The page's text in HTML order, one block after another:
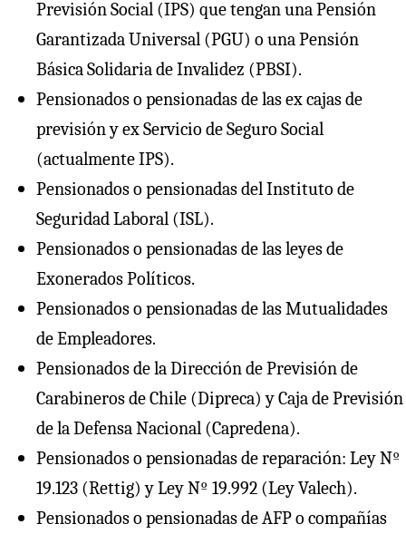
Previsión Social (IPS) que tengan una Pensión
Garantizada Universal (PGU) o una Pensión
Básica Solidaria de Invalidez (PBSI).
Pensionados o pensionadas de las ex cajas de
previsión y ex Servicio de Seguro Social
(actualmente IPS).
Pensionados o pensionadas del Instituto de
Seguridad Laboral (ISL).
Pensionados o pensionadas de las leyes de
Exonerados Políticos.
Pensionados o pensionadas de las Mutualidades
de Empleadores.
Pensionados de la Dirección de Previsión de
Carabineros de Chile (Dipreca) y Caja de Previsión
de la Defensa Nacional (Capredena).
Pensionados o pensionadas de reparación: Ley Nº
19.123 (Rettig) y Ley Nº 19.992 (Ley Valech).
Pensionados o pensionadas de AFP o compañías